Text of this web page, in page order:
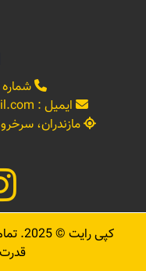
ایمیل :
مازندران،
کپی رایت ©2025
.